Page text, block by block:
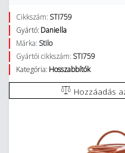
Cikkszám: STI759
Gyártó: Daniella
Márka: Stilo
Gyártói cikkszám: STI759
Kategória: Hosszabbítók
Hozzáadás